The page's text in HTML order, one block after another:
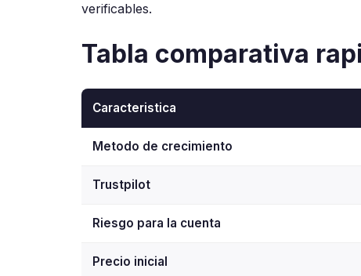
verificables.
Tabla comparativa
Caracteristica
Metodo de crecimiento
Trustpilot
Riesgo para la cuenta
Precio inicial